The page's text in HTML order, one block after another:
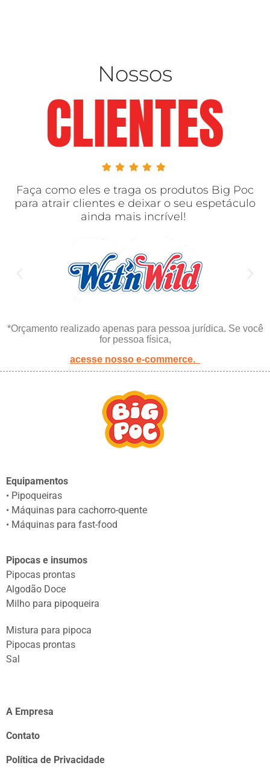
Nossos
CLIENTES
Faça como eles e traga os produtos Big Poc
para atrair clientes e deixar o seu espetáculo
ainda mais incrível!
*Orçamento realizado apenas para pessoa jurídica. Se você
for pessoa física,
acesse nosso e-commerce.
Equipamentos
• Pipoqueiras
• Máquinas para cachorro-quente
• Máquinas para fast-food
Pipocas e insumos
Pipocas prontas
Algodão Doce
Milho para pipoqueira
Mistura para pipoca
Pipocas prontas
Sal
A Empresa
Contato
Política de Privacidade